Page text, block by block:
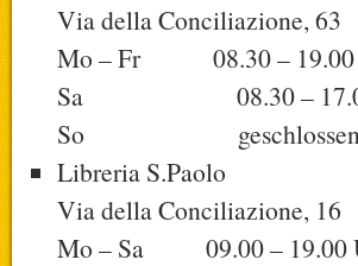
Via della Conciliazione, 63
Mo – Fr 08.30 – 19.00
Sa 08.30 –
So
Libreria S.Paolo
Via della Conciliazione, 16
Mo – Sa 09.00 – 19.00